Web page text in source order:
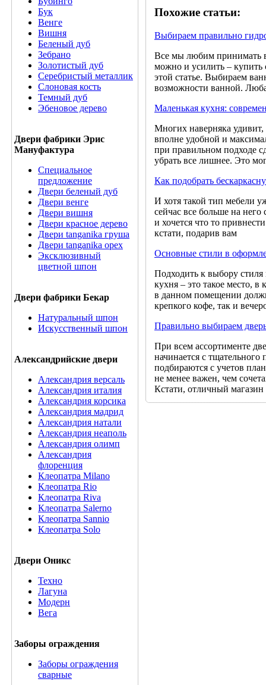
Бук
Венге
Вишня
Беленый дуб
Зебрано
Золотистый дуб
Серебристый металлик
Слоновая кость
Темный дуб
Эбеновое дерево
Двери фабрики Эрис
Мануфактура
Специальное
предложение
Двери беленый дуб
Двери венге
Двери вишня
Двери красное дерево
Двери tanganika груша
Двери tanganika oрех
Эксклюзивный
цветной шпон
Двери фабрики Бекар
Натуральный шпон
Искусственный шпон
Александрийские двери
Александрия версаль
Александрия италия
Александрия корсика
Александрия мадрид
Александрия натали
Александрия неаполь
Александрия олимп
Александрия
флоренция
Клеопатра Milano
Клеопатра Rio
Клеопатра Riva
Клеопатра Salerno
Клеопатра Sannio
Клеопатра Solo
Двери Оникс
Техно
Лагуна
Модерн
Вега
Заборы ограждения
Заборы ограждения
сварные
Похожие статьи:
Выбираем правильно
Все мы любим принимать
можно и усилить – купить
этой статье. Выбираем
возможности ванной.
Маленькая кухня:
Многих наверняка
вполне удобной и
при правильном подходе
убрать все лишнее. Это
Как подобрать
И хотя такой тип мебели
сейчас все больше на
и хочется что то
кстати, подарив вам
Основные стили в
Подходить к выбору стиля
кухня – это такое место,
в данном помещении
крепкого кофе, так и
Правильно выбираем
При всем ассортименте
начинается с
подбираются с учетов
не менее важен, чем
Кстати, отличный магазин